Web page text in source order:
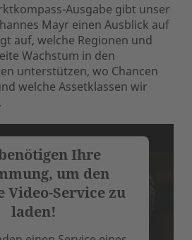
Ausgabe gibt unser
Mayr einen Ausblick auf
auf, welche Regionen und
Wachstum in den
unterstützen, wo Chancen
welche Assetklassen wir
Ihre
um den
Video-Service zu
laden!